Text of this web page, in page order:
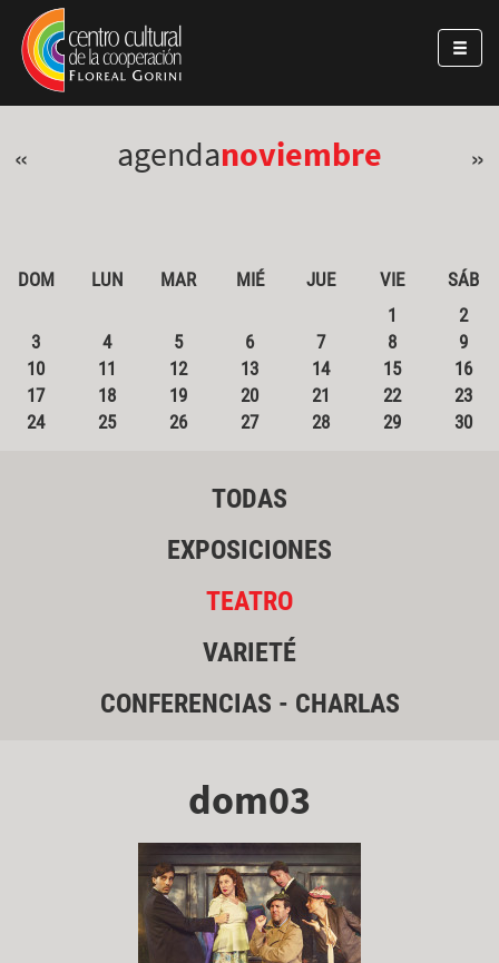
Pasar al contenido principal
Jump to main content
« agendanoviembre »
DOM LUN MAR MIÉ JUE VIE
SÁB
1
2
3
4 5 6 7 8
9
10
11 12 13 14 15
16
17
18 19 20 21 22
23
24
25 26 27 28 29 30
TODAS
EXPOSICIONES
TEATRO
VARIETÉ
CONFERENCIAS - CHARLAS
dom03